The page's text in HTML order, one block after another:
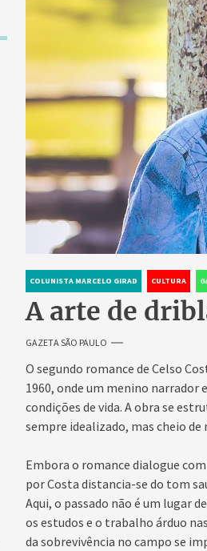
COLUNISTA MARCELO GIRAD CULTURA
A arte de
GAZETA SÃO PAULO
O segundo romance de Celso
1960, onde um menino narrador
condições de vida. A obra se
sempre idealizado, mas cheio de
Embora o romance dialogue
por Costa distancia-se do tom
Aqui, o passado não é um lugar
os estudos e o trabalho árduo
da sobrevivência no campo se